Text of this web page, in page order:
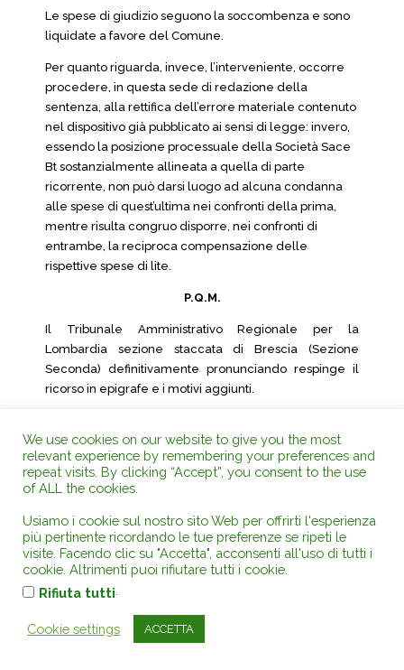
Le spese di giudizio seguono la soccombenza e sono
liquidate a favore del Comune.
Per quanto riguarda, invece, l’interveniente, occorre
procedere, in questa sede di redazione della
sentenza, alla rettifica dell’errore materiale contenuto
nel dispositivo già pubblicato ai sensi di legge: invero,
essendo la posizione processuale della Società Sace
Bt sostanzialmente allineata a quella di parte
ricorrente, non può darsi luogo ad alcuna condanna
alle spese di quest’ultima nei confronti della prima,
mentre risulta congruo disporre, nei confronti di
entrambe, la reciproca compensazione delle
rispettive spese di lite.
P.Q.M.
Il Tribunale Amministrativo Regionale per la
Lombardia sezione staccata di Brescia (Sezione
Seconda) definitivamente pronunciando respinge il
ricorso in epigrafe e i motivi aggiunti.
Condanna parte ricorrente a corrispondere
all’amministrazione resistente la somma di 3.500 € a
titolo di competenze ed onorari di difesa, oltre ad
Spese compensate nei confronti di SACE BT.
La presente sentenza è depositata presso la
Segreteria della Sezione che provvederà a darne
comunicazione alle parti.
Così deciso in Brescia nella camera di consiglio del
We use cookies on our website to give you the most
relevant experience by remembering your preferences and
repeat visits. By clicking “Accept”, you consent to the use
of ALL the cookies.
Usiamo i cookie sul nostro sito Web per offrirti l'esperienza
più pertinente ricordando le tue preferenze se ripeti le
visite. Facendo clic su "Accetta", acconsenti all'uso di tutti i
cookie. Altrimenti puoi rifiutare tutti i cookie.
Rifiuta tutti
Cookie settings ACCETTA